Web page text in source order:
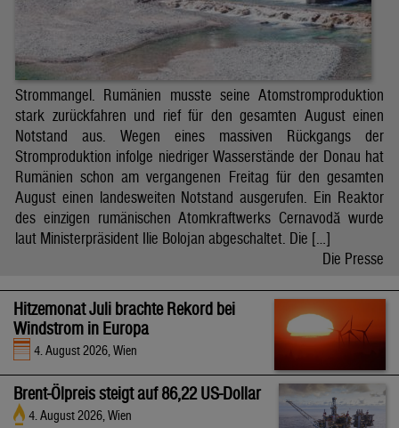
Strommangel. Rumänien musste seine Atomstromproduktion
stark zurückfahren und rief für den gesamten August einen
Notstand aus. Wegen eines massiven Rückgangs der
Stromproduktion infolge niedriger Wasserstände der Donau hat
Rumänien schon am vergangenen Freitag für den gesamten
August einen landesweiten Notstand ausgerufen. Ein Reaktor
des einzigen rumänischen Atomkraftwerks Cernavodă wurde
laut Ministerpräsident Ilie Bolojan abgeschaltet. Die […]
Die Presse
Hitzemonat Juli brachte Rekord bei
Windstrom in Europa
4. August 2026, Wien
Brent-Ölpreis steigt auf 86,22 US-Dollar
4. August 2026, Wien